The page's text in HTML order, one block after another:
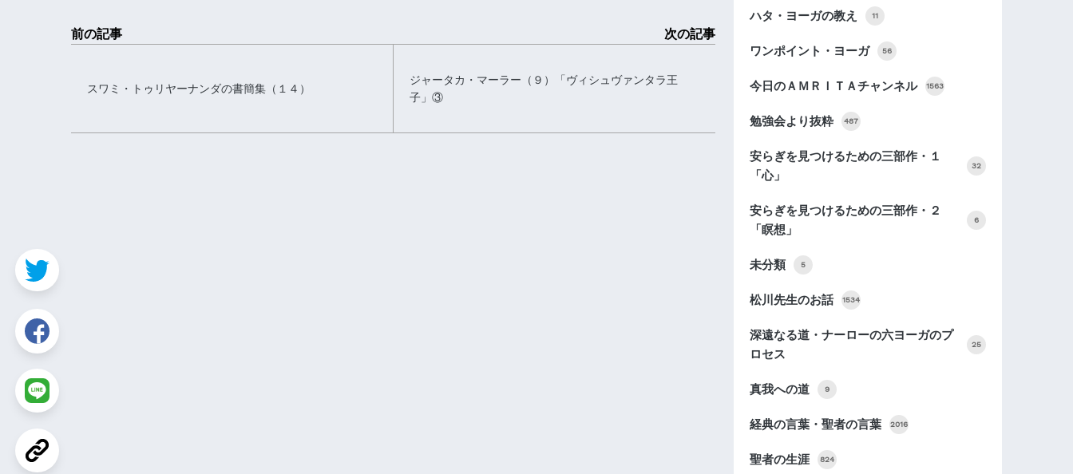
前の記事
スワミ・トゥリヤーナンダの書簡集（１４）
次の記事
ジャータカ・マーラー（９）「ヴィシュヴァンタラ王
子」③
ハタ・ヨーガの教え 11
ワンポイント・ヨーガ 56
今日のＡＭＲＩＴＡチャンネル 1563
勉強会より抜粋 487
安らぎを見つけるための三部作・１
「心」
32
安らぎを見つけるための三部作・２
「瞑想」
6
未分類 5
松川先生のお話 1534
深遠なる道・ナーローの六ヨーガのプ
ロセス
25
真我への道 9
経典の言葉・聖者の言葉 2016
聖者の生涯 824